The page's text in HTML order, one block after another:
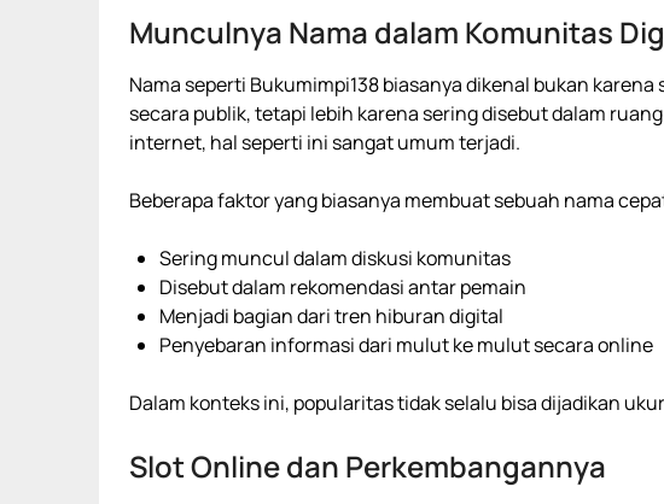
Munculnya Nama dalam Komunitas
Nama seperti Bukumimpi138 biasanya dikenal bukan
secara publik, tetapi lebih karena sering disebut dalam
internet, hal seperti ini sangat umum terjadi.
Beberapa faktor yang biasanya membuat sebuah nama
Sering muncul dalam diskusi komunitas
Disebut dalam rekomendasi antar pemain
Menjadi bagian dari tren hiburan digital
Penyebaran informasi dari mulut ke mulut secara online
Dalam konteks ini, popularitas tidak selalu bisa dijadikan
Slot Online dan Perkembangannya